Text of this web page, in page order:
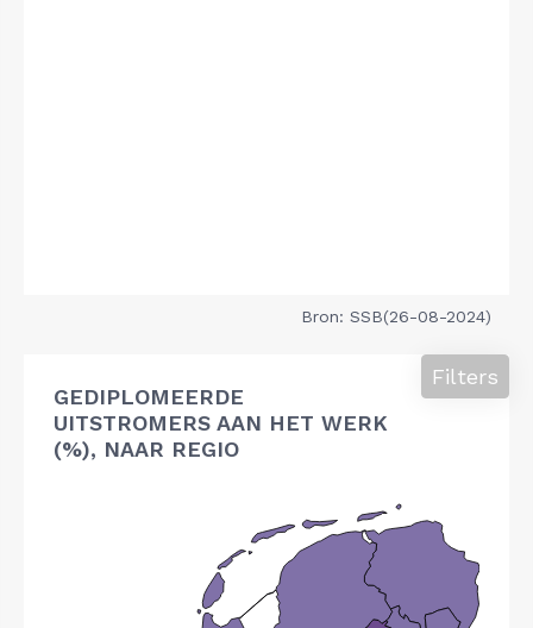
Bron: SSB(26-08-2024)
GEDIPLOMEERDE
UITSTROMERS AAN HET WERK
(%), NAAR REGIO
Filters